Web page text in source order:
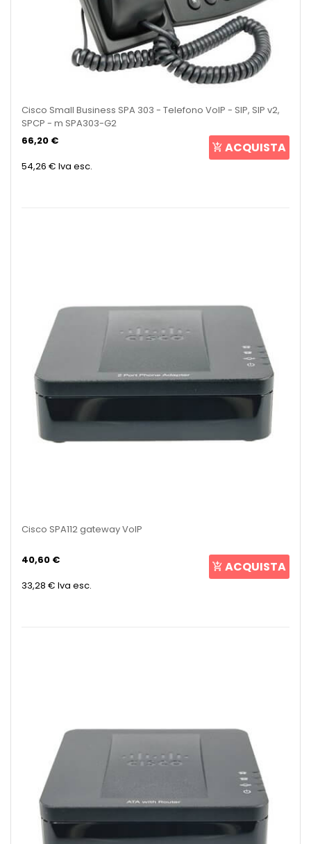
Cisco Small Business SPA 303 - Telefono VoIP - SIP, SIP v2,
SPCP - m SPA303-G2
66,20 €
54,26 € Iva esc.
ACQUISTA
Cisco SPA112 gateway VoIP
40,60 €
33,28 € Iva esc.
ACQUISTA